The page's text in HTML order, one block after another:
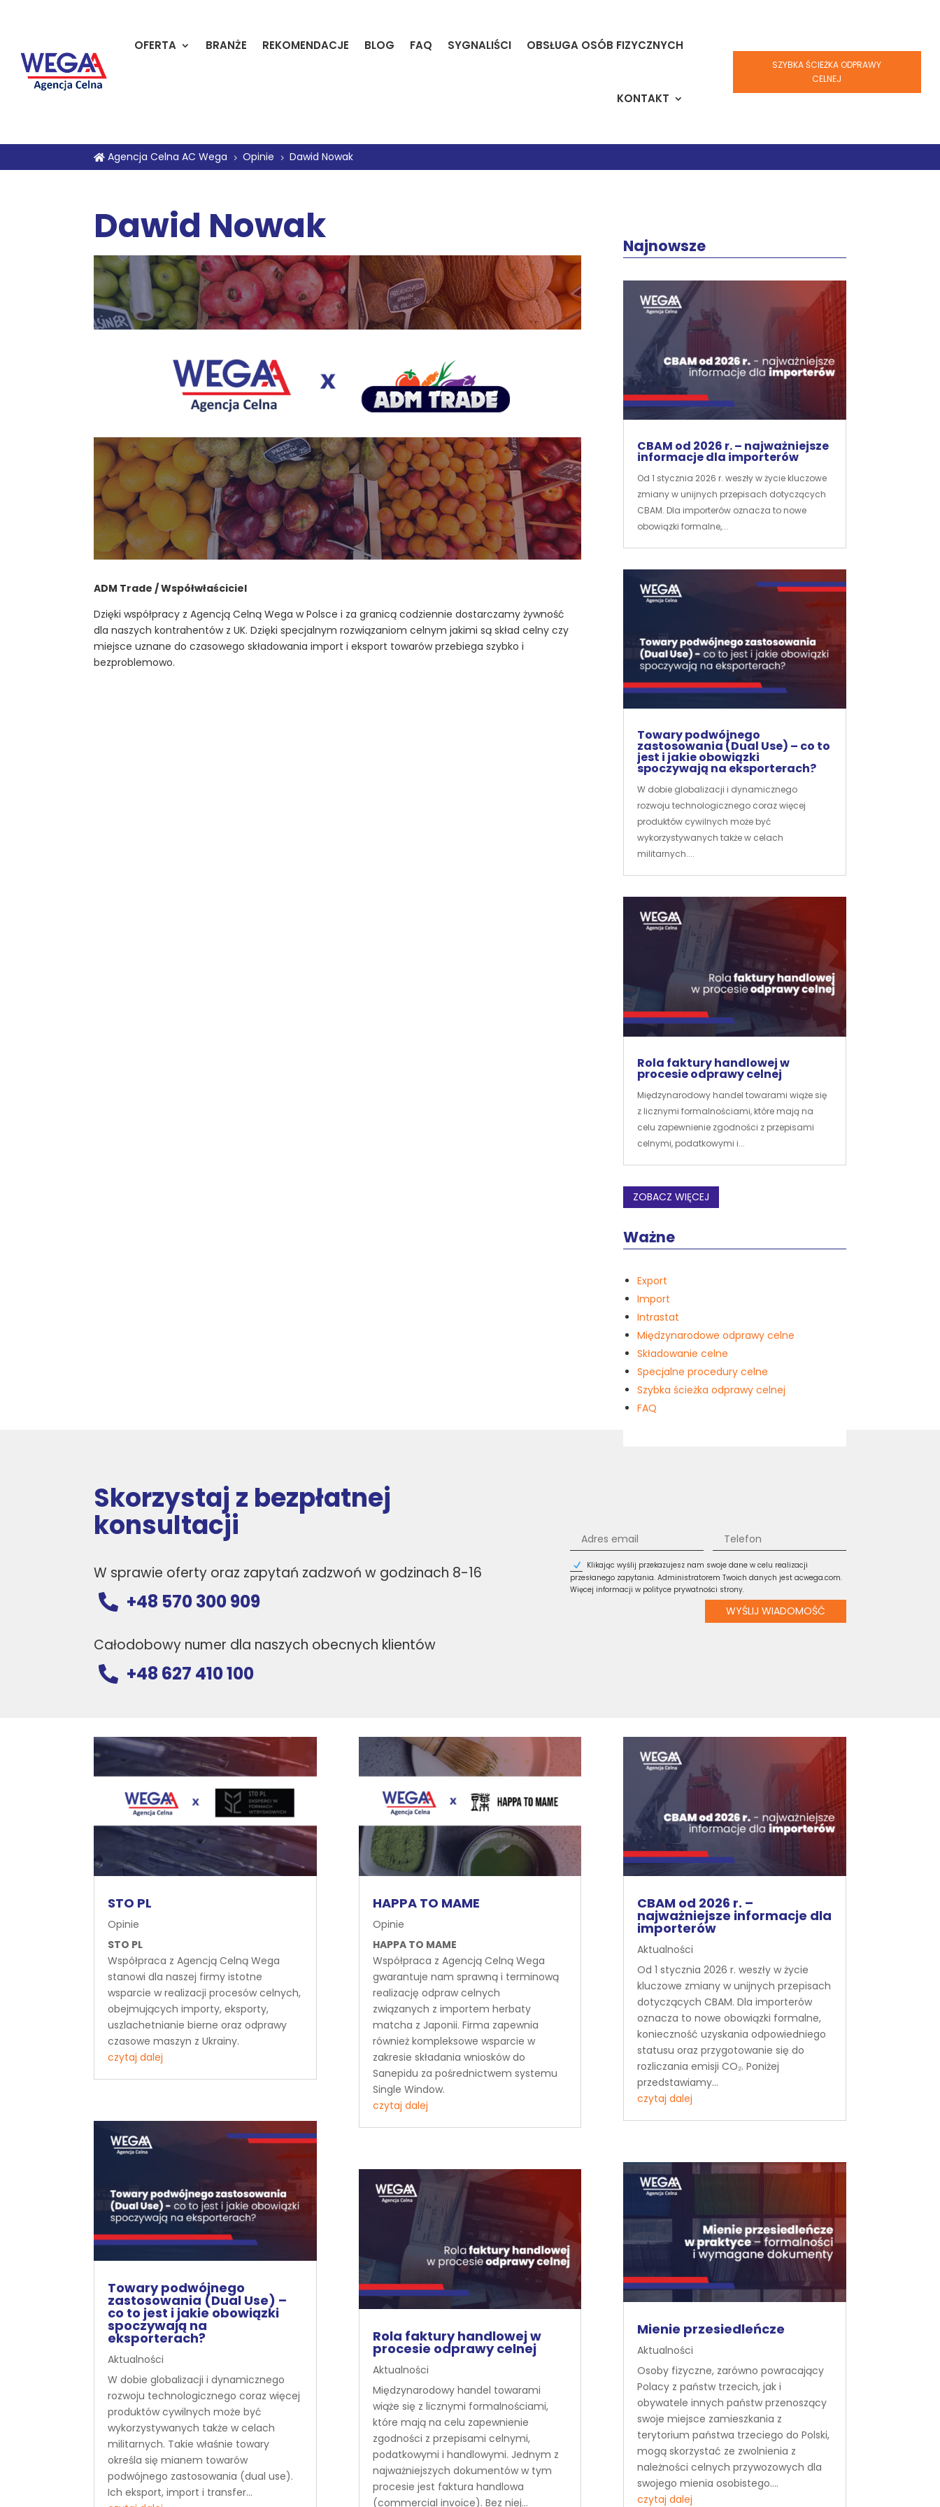
OFERTA BRANŻE REKOMENDACJE BLOG FAQ SYGNALIŚCI OBSŁUGA OSÓB FIZYCZNYCH
KONTAKT
SZYBKA ŚCIEŻKA ODPRAWY
CELNEJ
 Agencja Celna AC Wega 5 Opinie 5 Dawid Nowak
Dawid Nowak
ADM Trade / Współwłaściciel
Dzięki współpracy z Agencją Celną Wega w Polsce i za granicą codziennie dostarczamy żywność
dla naszych kontrahentów z UK. Dzięki specjalnym rozwiązaniom celnym jakimi są skład celny czy
miejsce uznane do czasowego składowania import i eksport towarów przebiega szybko i
bezproblemowo.
Najnowsze
CBAM od 2026 r. – najważniejsze
informacje dla importerów
Od 1 stycznia 2026 r. weszły w życie kluczowe
zmiany w unijnych przepisach dotyczących
CBAM. Dla importerów oznacza to nowe
obowiązki formalne,...
Towary podwójnego
zastosowania (Dual Use) – co to
jest i jakie obowiązki
spoczywają na eksporterach?
W dobie globalizacji i dynamicznego
rozwoju technologicznego coraz więcej
produktów cywilnych może być
wykorzystywanych także w celach
militarnych....
Rola faktury handlowej w
procesie odprawy celnej
Międzynarodowy handel towarami wiąże się
z licznymi formalnościami, które mają na
celu zapewnienie zgodności z przepisami
celnymi, podatkowymi i...
ZOBACZ WIĘCEJ
Ważne
Export
Import
Intrastat
Międzynarodowe odprawy celne
Składowanie celne
Specjalne procedury celne
Szybka ścieżka odprawy celnej
FAQ
Skorzystaj z bezpłatnej
konsultacji
W sprawie oferty oraz zapytań zadzwoń w godzinach 8-16
 +48 570 300 909
Całodobowy numer dla naszych obecnych klientów
 +48 627 410 100
Klikając wyślij przekazujesz nam swoje dane w celu realizacji
przesłanego zapytania. Administratorem Twoich danych jest acwega.com.
Więcej informacji w polityce prywatności strony.
WYŚLIJ WIADOMOŚĆ
STO PL
Opinie
STO PL
Współpraca z Agencją Celną Wega
stanowi dla naszej firmy istotne
wsparcie w realizacji procesów celnych,
obejmujących importy, eksporty,
uszlachetnianie bierne oraz odprawy
czasowe maszyn z Ukrainy.
czytaj dalej
Towary podwójnego
zastosowania (Dual Use) –
co to jest i jakie obowiązki
spoczywają na
eksporterach?
Aktualności
W dobie globalizacji i dynamicznego
rozwoju technologicznego coraz więcej
produktów cywilnych może być
wykorzystywanych także w celach
militarnych. Takie właśnie towary
określa się mianem towarów
podwójnego zastosowania (dual use).
Ich eksport, import i transfer...
HAPPA TO MAME
Opinie
HAPPA TO MAME
Współpraca z Agencją Celną Wega
gwarantuje nam sprawną i terminową
realizację odpraw celnych
związanych z importem herbaty
matcha z Japonii. Firma zapewnia
również kompleksowe wsparcie w
zakresie składania wniosków do
Sanepidu za pośrednictwem systemu
Single Window.
czytaj dalej
Rola faktury handlowej w
procesie odprawy celnej
Aktualności
Międzynarodowy handel towarami
wiąże się z licznymi formalnościami,
które mają na celu zapewnienie
zgodności z przepisami celnymi,
podatkowymi i handlowymi. Jednym z
najważniejszych dokumentów w tym
procesie jest faktura handlowa
(commercial invoice). Bez niej...
CBAM od 2026 r. –
najważniejsze informacje dla
importerów
Aktualności
Od 1 stycznia 2026 r. weszły w życie
kluczowe zmiany w unijnych przepisach
dotyczących CBAM. Dla importerów
oznacza to nowe obowiązki formalne,
konieczność uzyskania odpowiedniego
statusu oraz przygotowanie się do
rozliczania emisji CO₂. Poniżej
przedstawiamy...
czytaj dalej
Mienie przesiedleńcze
Aktualności
Osoby fizyczne, zarówno powracający
Polacy z państw trzecich, jak i
obywatele innych państw przenoszący
swoje miejsce zamieszkania z
terytorium państwa trzeciego do Polski,
mogą skorzystać ze zwolnienia z
należności celnych przywozowych dla
swojego mienia osobistego....
czytaj dalej